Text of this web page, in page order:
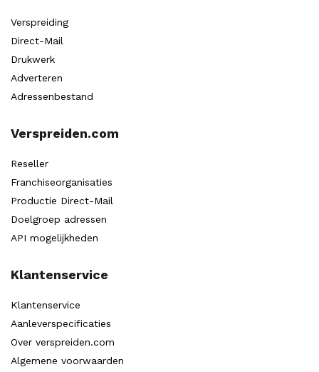
Verspreiding
Direct-Mail
Drukwerk
Adverteren
Adressenbestand
Verspreiden.com
Reseller
Franchiseorganisaties
Productie Direct-Mail
Doelgroep adressen
API mogelijkheden
Klantenservice
Klantenservice
Aanleverspecificaties
Over verspreiden.com
Algemene voorwaarden